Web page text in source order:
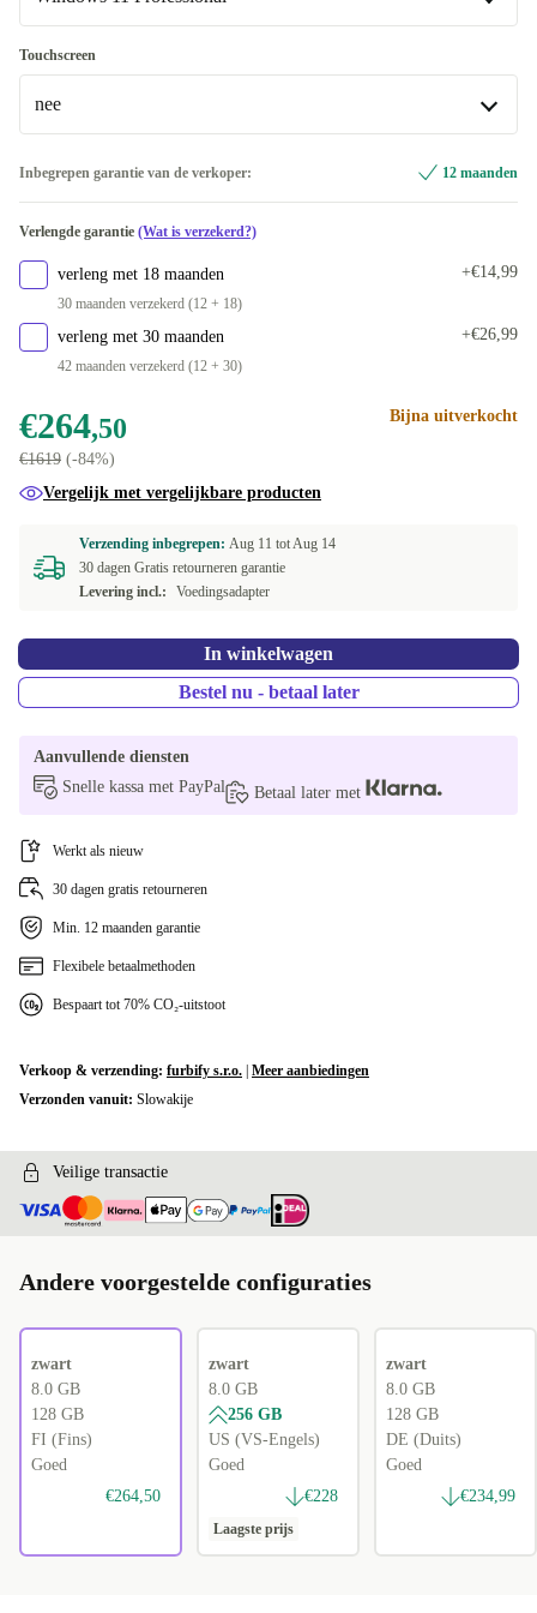
500 GB
FI (Fins)
BE (Belgisch)
Beschikbaar in andere configuraties
FR (Frans)
IT (Italiaans)
GR (Grieks) +€7,08
ES (Spaans)
NL (Nederlands)
Windows 11 Professional
Beschikbaar in andere configuraties
Windows 11 Home
Touchscreen
nee
Beschikbaar in andere configuraties
Inbegrepen garantie van de verkoper: 12 maanden
Verlengde garantie (Wat is verzekerd?)
verleng met 18 maanden
30 maanden verzekerd (12 + 18)
+€14,99
verleng met 30 maanden
42 maanden verzekerd (12 + 30)
+€26,99
€264,50
€1619 (-84%)
Bijna uitverkocht
Vergelijk met vergelijkbare producten
Verzending inbegrepen: Aug 11 totAug 14
30 dagen Gratis retourneren garantie
Levering incl.:
Voedingsadapter
In winkelwagen
Bestel nu - betaal later
Aanvullende diensten
Snelle kassa met PayPal
Betaal later met
Werkt als nieuw
30 dagen gratis retourneren
Min. 12 maanden garantie
Flexibele betaalmethoden
Bespaart tot 70% CO₂-uitstoot
Verkoop & verzending: furbify s.r.o. Meer aanbiedingen
Verzonden vanuit: Slowakije
Veilige transactie
Andere voorgestelde configuraties
zwart
8.0 GB
128 GB
FI (Fins)
Goed
€264,50
zwart
8.0 GB
256 GB
US (VS-Engels)
Goed
€228
Laagste prijs
zwart
8.0 GB
128 GB
DE (Duits)
Goed
€234,99